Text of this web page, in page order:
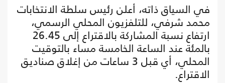
في السياق ذاته، أعلن رئيس سلطة الانتخابات
محمد شرفي، للتلفزيون المحلي الرسمي،
ارتفاع نسبة المشاركة بالاقتراع إلى 26.45
بالمئة عند الساعة الخامسة مساء بالتوقيت
المحلي، أي قبل 3 ساعات من إغلاق صناديق
الاقتراع.